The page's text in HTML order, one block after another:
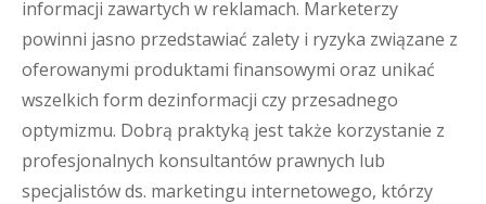
informacji zawartych w reklamach. Marketerzy
powinni jasno przedstawiać zalety i ryzyka związane z
oferowanymi produktami finansowymi oraz unikać
wszelkich form dezinformacji czy przesadnego
optymizmu. Dobrą praktyką jest także korzystanie z
profesjonalnych konsultantów prawnych lub
specjalistów ds. marketingu internetowego, którzy